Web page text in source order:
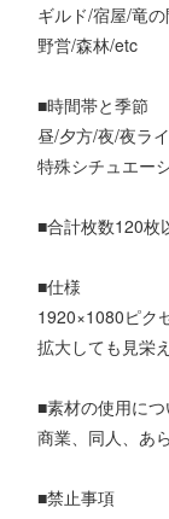
ギルド/宿屋/竜
野営/森林/etc
■時間帯と季節
昼/夕方/夜/夜ラ
特殊シチュエー
■合計枚数120枚
■仕様
1920×1080ピク
拡大しても見栄
■素材の使用につ
商業、同人、あ
■禁止事項